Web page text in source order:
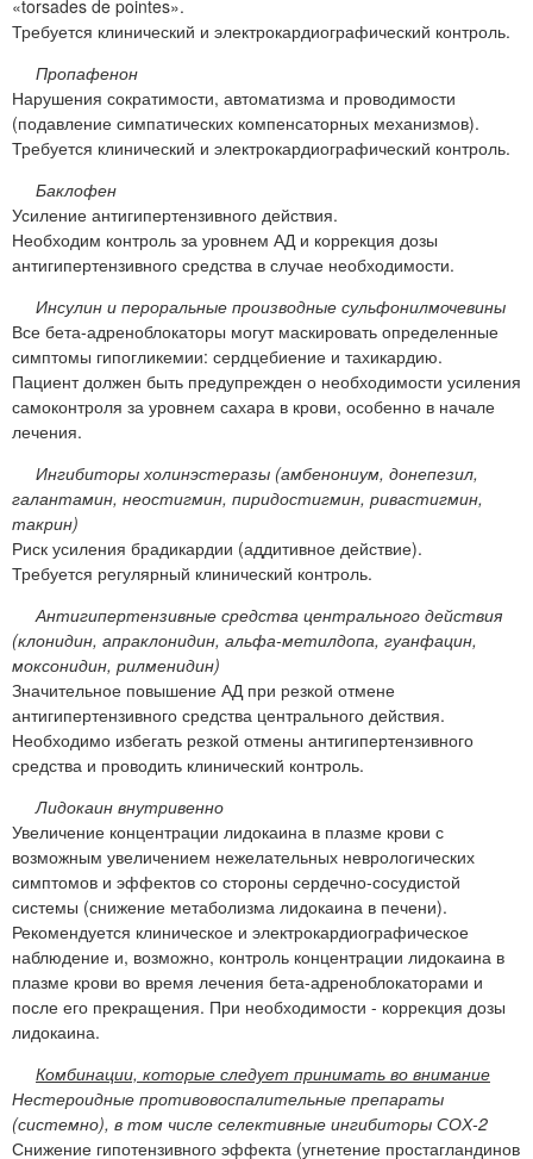
«torsades de pointes».
Требуется клинический и электрокардиографический контроль.
Пропафенон
Нарушения сократимости, автоматизма и проводимости
(подавление симпатических компенсаторных механизмов).
Требуется клинический и электрокардиографический контроль.
Баклофен
Усиление антигипертензивного действия.
Необходим контроль за уровнем АД и коррекция дозы
антигипертензивного средства в случае необходимости.
Инсулин и пероральные производные сульфонилмочевины
Все бета-адреноблокаторы могут маскировать определенные
симптомы гипогликемии: сердцебиение и тахикардию.
Пациент должен быть предупрежден о необходимости усиления
самоконтроля за уровнем сахара в крови, особенно в начале
лечения.
Ингибиторы холинэстеразы (амбенониум, донепезил,
галантамин, неостигмин, пиридостигмин, ривастигмин,
такрин)
Риск усиления брадикардии (аддитивное действие).
Требуется регулярный клинический контроль.
Антигипертензивные средства центрального действия
(клонидин, апраклонидин, альфа-метилдопа, гуанфацин,
моксонидин, рилменидин)
Значительное повышение АД при резкой отмене
антигипертензивного средства центрального действия.
Необходимо избегать резкой отмены антигипертензивного
средства и проводить клинический контроль.
Лидокаин внутривенно
Увеличение концентрации лидокаина в плазме крови с
возможным увеличением нежелательных неврологических
симптомов и эффектов со стороны сердечно-сосудистой
системы (снижение метаболизма лидокаина в печени).
Рекомендуется клиническое и электрокардиографическое
наблюдение и, возможно, контроль концентрации лидокаина в
плазме крови во время лечения бета-адреноблокаторами и
после его прекращения. При необходимости - коррекция дозы
лидокаина.
Комбинации, которые следует принимать во внимание
Нестероидные противовоспалительные препараты
(системно), в том числе селективные ингибиторы СОХ-2
Снижение гипотензивного эффекта (угнетение простагландинов